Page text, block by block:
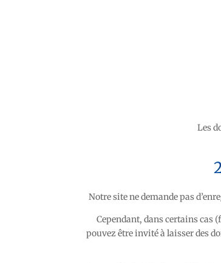
Les
Notre site ne demande pas
Cependant, dans certains cas
pouvez être invité à laisser des